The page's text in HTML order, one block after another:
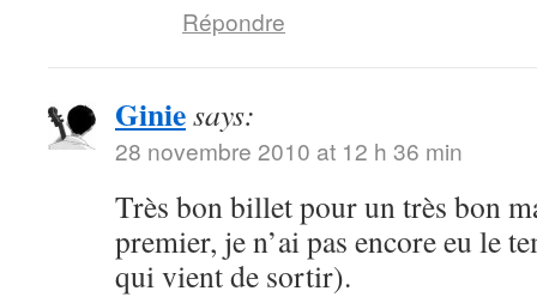
Répondre
Giniesays:
28 novembre 2010 at 12 h 36 min
Très bon billet pour un très bon
premier, je n’ai pas encore eu le
qui vient de sortir).